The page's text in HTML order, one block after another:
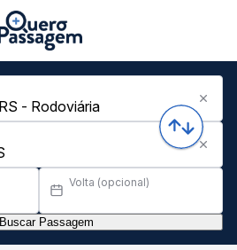
Volta (opcional)
Buscar Passagem